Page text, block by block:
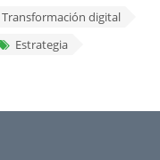
Transformación digital
Estrategia